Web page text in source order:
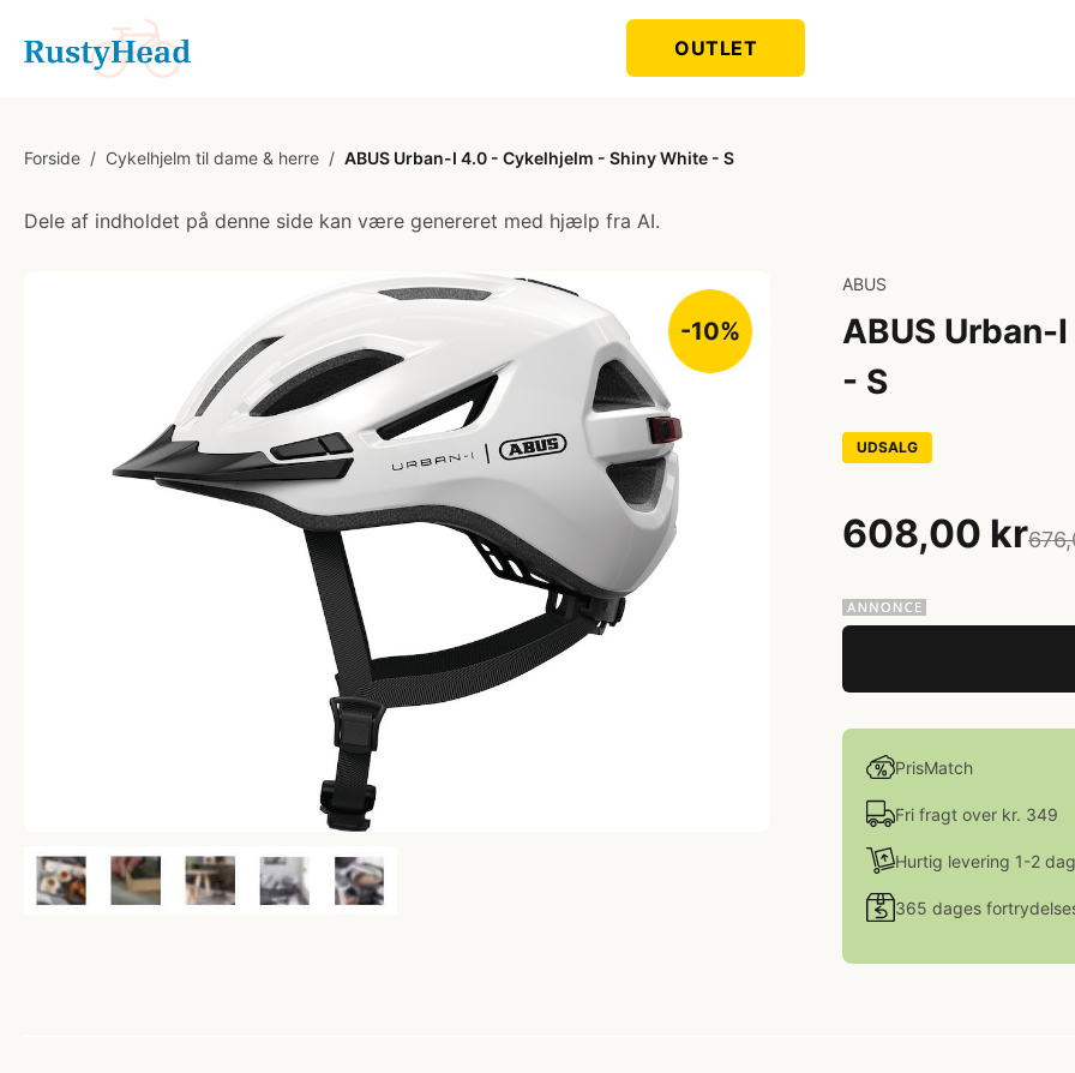
OUTLET
Forside / Cykelhjelm til dame & herre / ABUS Urban-I 4.0 - Cykelhjelm - Shiny White - S
Dele af indholdet på denne side kan være genereret med hjælp fra AI.
-10%
ABUS
ABUS
- S
UDSALG
608,00 kr
PrisMatch
Fri fragt over kr. 349
Hurtig levering 1-2
365 dages